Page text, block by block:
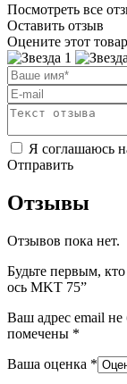
Посмотреть все
Оставить отзыв
Оцените этот
Я соглашаюсь
Отправить
Отзывы
Отзывов пока нет.
Будьте первым,
ось MKT 75”
Ваш адрес email не
помечены *
Ваша оценка *